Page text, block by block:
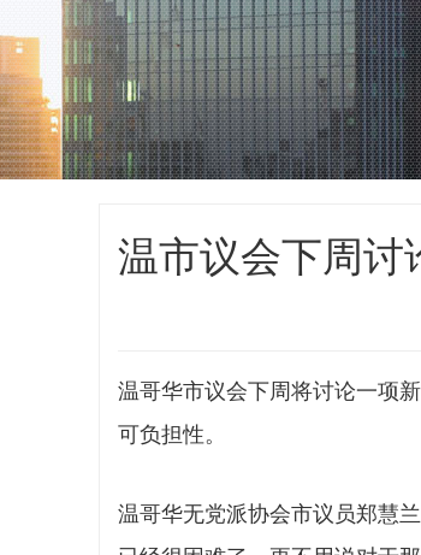
hal› › ›
温市议会下周讨
温哥华市议会下周将讨论一项
可负担性。
温哥华无党派协会市议员郑慧